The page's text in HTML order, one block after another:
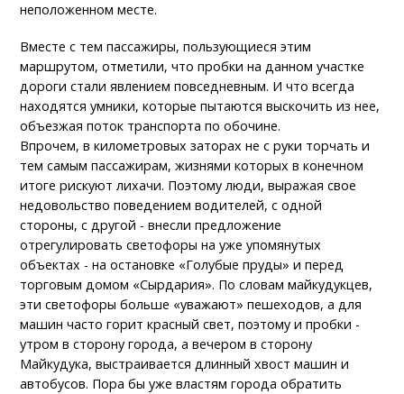
неположенном месте.
Вместе с тем пассажиры, пользующиеся этим
маршрутом, отметили, что пробки на данном участке
дороги стали явлением повседневным. И что всегда
находятся умники, которые пытаются выскочить из нее,
объезжая поток транспорта по обочине.
Впрочем, в километровых заторах не с руки торчать и
тем самым пассажирам, жизнями которых в конечном
итоге рискуют лихачи. Поэтому люди, выражая свое
недовольство поведением водителей, с одной
стороны, с другой - внесли предложение
отрегулировать светофоры на уже упомянутых
объектах - на остановке «Голубые пруды» и перед
торговым домом «Сырдария». По словам майкудукцев,
эти светофоры больше «уважают» пешеходов, а для
машин часто горит красный свет, поэтому и пробки -
утром в сторону города, а вечером в сторону
Майкудука, выстраивается длинный хвост машин и
автобусов. Пора бы уже властям города обратить